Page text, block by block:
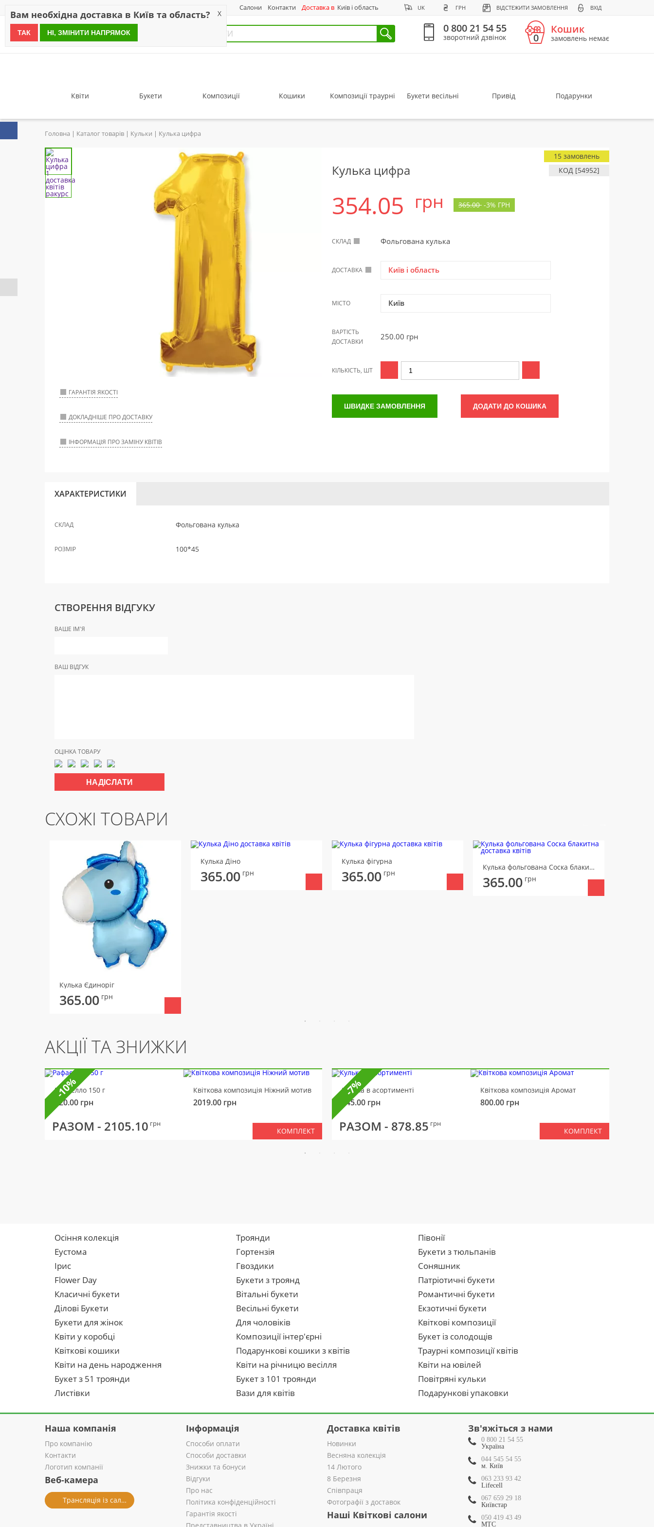
Салони Контакти Доставка в Київ і область UK ГРН ВІДСТЕЖИТИ ЗАМОВЛЕННЯ ВХІД
since 1999
0 800 21 54 55
зворотний дзвінок 0
Кошик
замовлень немає
Квіти Букети Композиції Кошики Композиції траурні Букети весільні Привід Подарунки
Головна Каталог товарів Кульки Кулька цифра
ГАРАНТІЯ ЯКОСТІ
ДОКЛАДНІШЕ ПРО ДОСТАВКУ
ІНФОРМАЦІЯ ПРО ЗАМІНУ КВІТІВ
Кулька цифра КОД [54952]
15 замовлень
354.05 грн 365.00 -3% ГРН
СКЛАД Фольгована кулька
ДОСТАВКА Київ і область
МІСТО Київ
ВАРТІСТЬ
ДОСТАВКИ
250.00 грн
КІЛЬКІСТЬ, ШТ
ШВИДКЕ ЗАМОВЛЕННЯ ДОДАТИ ДО КОШИКА
ХАРАКТЕРИСТИКИ
СКЛАД Фольгована кулька
РОЗМІР 100*45
СТВОРЕННЯ ВІДГУКУ
ВАШЕ ІМ'Я
ВАШ ВІДГУК
ОЦІНКА ТОВАРУ
СХОЖІ ТОВАРИ
Кулька Єдиноріг
365.00 грн
Кулька Діно
365.00 грн
Кулька фігурна
365.00 грн
Кулька фольгована Соска блакитна
365.00 грн
АКЦІЇ ТА ЗНИЖКИ
Рафаелло 150 г
320.00 грн
Квіткова композиція Ніжний мотив
2019.00 грн
РАЗОМ - 2105.10 грн
КОМПЛЕКТ
-10% Кулька в асортименті
145.00 грн
Квіткова композиція Аромат
800.00 грн
РАЗОМ - 878.85 грн
КОМПЛЕКТ
-7%
Осіння колекція Троянди
Півонії
Еустома
Гортензія
Букети з тюльпанів
Ірис
Гвоздики
Соняшник
Flower Day
Букети з троянд
Патріотичні букети
Класичні букети
Вітальні букети
Романтичні букети
Ділові Букети
Весільні букети
Екзотичні букети
Букети для жінок
Для чоловіків
Квіткові композиції
Квіти у коробці
Композиції інтер'єрні
Букет із солодощів
Квіткові кошики
Подарункові кошики з квітів
Траурні композиції квітів
Квіти на день народження
Квіти на річницю весілля
Квіти на ювілей
Букет з 51 троянди
Букет з 101 троянди
Повітряні кульки
Листівки
Вази для квітів Подарункові упаковки
Наша компанія
Про компанію
Контакти
Логотип компанії
Веб-камера
Трансляція із салону
Інформація
Способи оплати
Способи доставки
Знижки та бонуси
Відгуки
Про нас
Політика конфіденційності
Гарантія якості
Доставка квітів
Новинки
Весняна колекція
14 Лютого
8 Березня
Співпраця
Фотографії з доставок
Наші Квіткові салони
Зв'яжіться з нами
0 800 21 54 55
Україна
044 545 54 55
м. Київ
063 233 93 42
Lifecell
067 659 29 18
Київстар
050 419 43 49
МТС
Вам необхідна доставка в Київ та область? X
ТАК НІ, ЗМІНИТИ НАПРЯМОК